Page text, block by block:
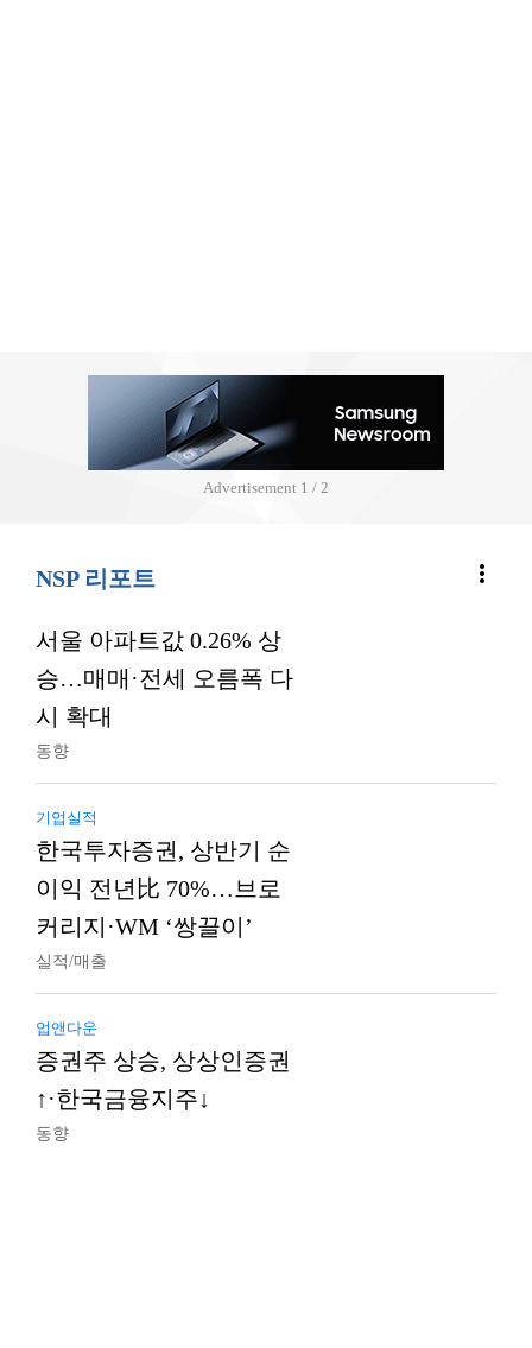
Advertisement 2 / 2
NSP 리포트 more_vert
서울 아파트값 0.26% 상
승…매매·전세 오름폭 다
시 확대
동향
기업실적
한국투자증권, 상반기 순
이익 전년比 70%…브로
커리지·WM ‘쌍끌이’
실적/매출
업앤다운
증권주 상승, 상상인증권
↑·한국금융지주↓
동향